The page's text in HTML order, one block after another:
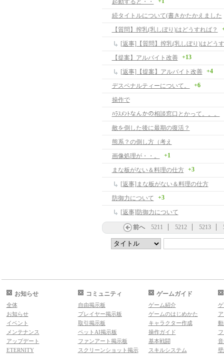
起動すると・・
続タイトルについて(書きかたかえました
【質問】搾乳(乳しぼり)はどうすれば？
[返事]【質問】搾乳(乳しぼり)はどう
【提案】アルバイト改善
+13
[返事]【提案】アルバイト改善 +4
デスペナルティーについて。 +6
操作で
ﾊﾗｽﾒﾝﾄなんかの相談窓口とかって。。。
敵を倒した後に最期の復活？
熊系？の倒し方（考え
画像処理が・・。
+1
まな板がない＆料理の仕方 +3
[返事]まな板がない＆料理の仕方
防御力について
+3
[返事]防御力について
前へ 5211 5212 5213
お知らせ
全体
お知らせ
イベント
メンテナンス
アップデート
ETERNITY
コミュニティ
自由掲示板
プレイヤー掲示板
取引掲示板
ペットAI掲示板
ファンアート掲示板
スクリーンショット掲示
ゲームガイド
ゲーム紹介
ゲームのはじめかた
キャラクター作成
操作ガイド
基本戦闘
スキルシステム